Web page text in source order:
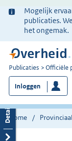
Ter
informatie:
Mogelijk
publicaties.
het ongemak.
U
bent
nu
hier:
Publicaties Officiële
Inloggen
Home